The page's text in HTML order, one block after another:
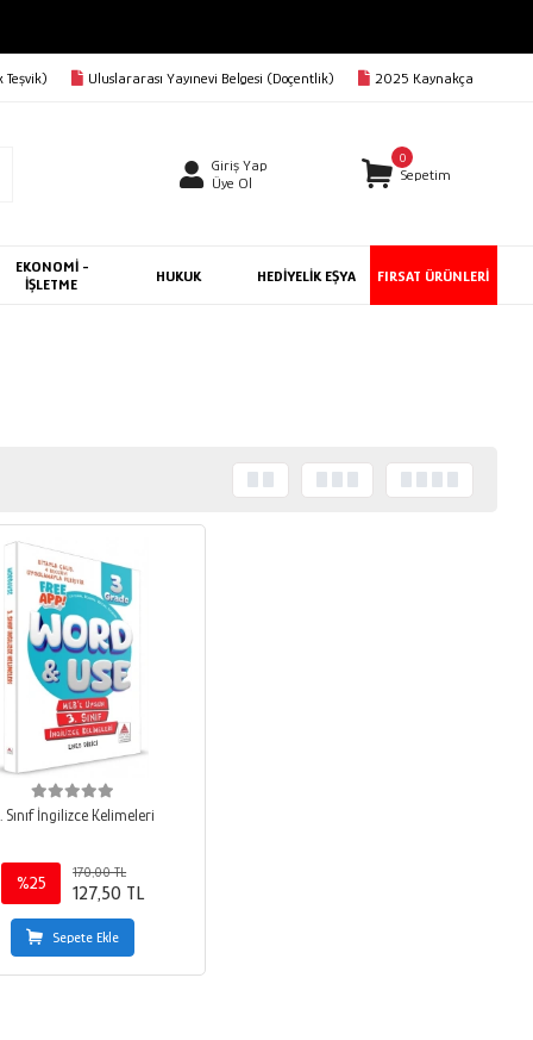
Teşvik) Uluslararası Yayınevi Belgesi (Doçentlik) 2025 Kaynakça
Giriş Yap
Üye Ol
0
Sepetim
EKONOMİ -
İŞLETME
HUKUK HEDİYELİK EŞYA FIRSAT ÜRÜNLERİ
Sınıf İngilizce Kelimeleri
%25
170,00 TL
127,50 TL
Sepete Ekle